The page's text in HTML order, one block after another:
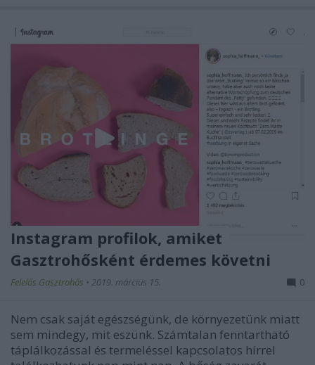
Instagram profilok, amiket
Gasztrohősként érdemes követni
Felelős Gasztrohős • 2019. március 15. 0
Nem csak saját egészségünk, de környezetünk miatt
sem mindegy, mit eszünk. Számtalan fenntartható
táplálkozással és termeléssel kapcsolatos hírrel